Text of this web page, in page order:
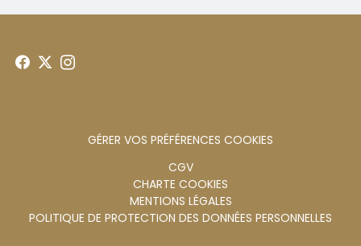
GÉRER VOS PRÉFÉRENCES COOKIES
CGV
CHARTE COOKIES
MENTIONS LÉGALES
POLITIQUE DE PROTECTION DES DONNÉES PERSONNELLES